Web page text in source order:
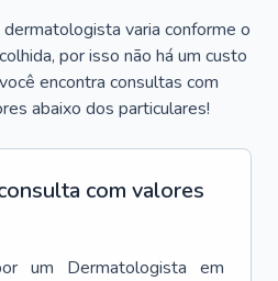
varia conforme o
por isso não há um custo
encontra consultas com
abaixo dos particulares!
com valores
um Dermatologista em